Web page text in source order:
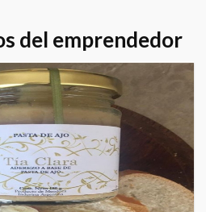
del emprendedor